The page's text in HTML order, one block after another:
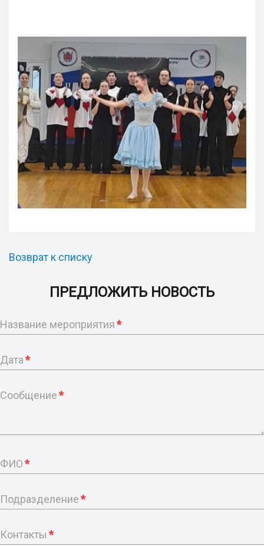
Возврат к списку
ПРЕДЛОЖИТЬ НОВОСТЬ
Название мероприятия*
Дата*
Сообщение*
ФИО*
Подразделение*
Контакты *